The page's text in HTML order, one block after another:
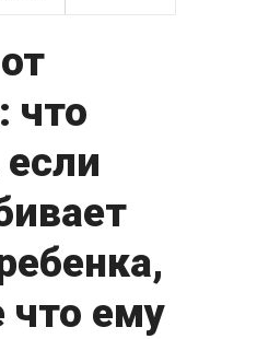
что
что ему